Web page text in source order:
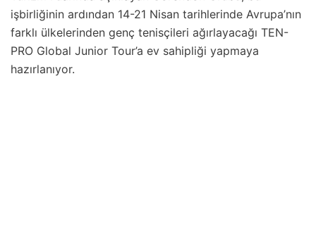
işbirliğinin ardından 14-21 Nisan tarihlerinde Avrupa’nın
farklı ülkelerinden genç tenisçileri ağırlayacağı TEN-
PRO Global Junior Tour’a ev sahipliği yapmaya
hazırlanıyor.